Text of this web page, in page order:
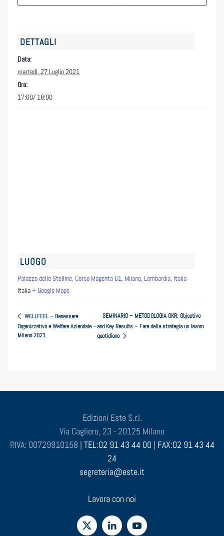
DETTAGLI
Data:
martedì, 27 Luglio 2021
Ora:
17:00/ 18:00
LUOGO
Palazzo delle Stelline, Corso Magenta 61, Milano, Lombardia, Italia
Italia+ Google Maps
WELLFEEL – Benessere
Organizzativo e Welfare Aziendale –
Milano 2021
SEMINARIO – METODOLOGIA OKR: Objective
and Key Results – Fare della strategia un lavoro
quotidiano
Edizioni Este S.r.l.
Via Cagliero, 23 - 20125 Milano
P.IVA: 00729910158 | TEL:02 91 43 44 00 | FAX:02 91 43 44
24
segreteria@este.it
Lavora con noi